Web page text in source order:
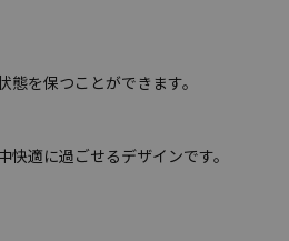
を保つことができます。
適に過ごせるデザインです。